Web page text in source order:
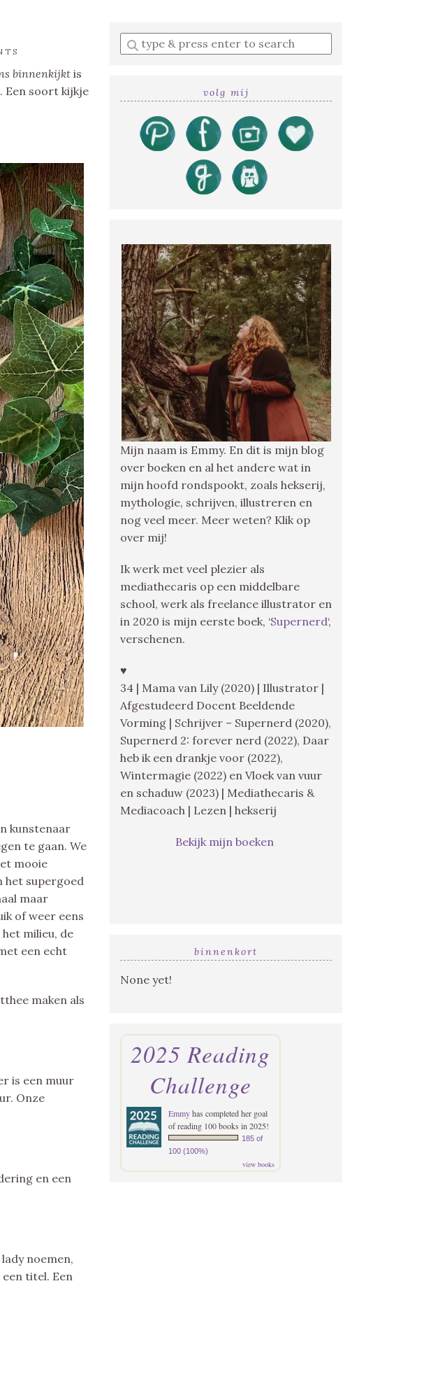
binnenkijktis
Een soort kijkje
kunstenaar
te gaan. We
mooie
het supergoed
maar
of weer eens
milieu, de
een echt
maken als
is een muur
Onze
en een
noemen,
titel. Een
Enter
a
volg mij
Mijn naam is Emmy. En dit is mijn blog
over boeken en al het andere wat in
mijn hoofd rondspookt, zoals hekserij,
mythologie, schrijven, illustreren en
nog veel meer. Meer weten? Klik op
over mij!
Ik werk met veel plezier als
mediathecaris op een middelbare
school, werk als freelance illustrator en
in 2020 is mijn eerste boek, ‘Supernerd‘,
verschenen.
♥
34 | Mama van Lily (2020) | Illustrator |
Afgestudeerd Docent Beeldende
Vorming | Schrijver – Supernerd (2020),
Supernerd 2: forever nerd (2022), Daar
heb ik een drankje voor (2022),
Wintermagie (2022) en Vloek van vuur
en schaduw (2023) | Mediathecaris &
Mediacoach | Lezen | hekserij
Bekijk mijn boeken
binnenkort
None yet!
2025 Reading
Challenge
Emmyhas completed her goal
of reading 100 books in 2025!
185 of
100 (100%)
view books